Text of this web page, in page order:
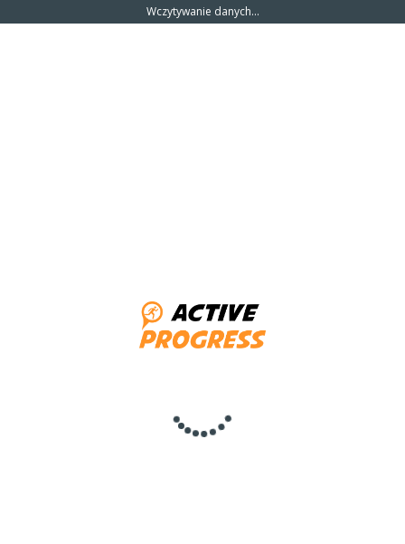
Wczytywanie danych...